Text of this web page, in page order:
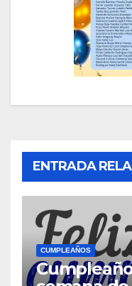
ENTRADA
CUMPLEAÑOS